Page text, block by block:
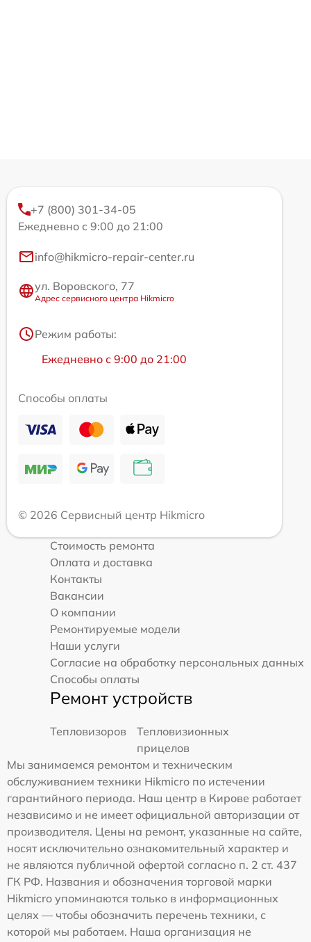
+7 (800) 301-34-05
Ежедневно с 9:00 до 21:00
info@hikmicro-repair-center.ru
ул. Воровского, 77
Адрес сервисного центра Hikmicro
Режим работы:
Ежедневно с 9:00 до 21:00
Способы оплаты
© 2026 Сервисный центр Hikmicro
Стоимость ремонта
Оплата и доставка
Контакты
Вакансии
О компании
Ремонтируемые модели
Наши услуги
Согласие на обработку персональных данных
Способы оплаты
Ремонт устройств
Тепловизоров
Тепловизионных
прицелов
Мы занимаемся ремонтом и техническим
обслуживанием техники Hikmicro по истечении
гарантийного периода. Наш центр в Кирове работает
независимо и не имеет официальной авторизации от
производителя. Цены на ремонт, указанные на сайте,
носят исключительно ознакомительный характер и
не являются публичной офертой согласно п. 2 ст. 437
ГК РФ. Названия и обозначения торговой марки
Hikmicro упоминаются только в информационных
целях — чтобы обозначить перечень техники, с
которой мы работаем. Наша организация не